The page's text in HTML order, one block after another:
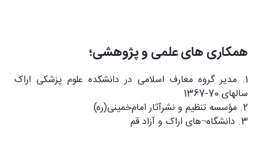
همکاری های علمی و پژوهشی؛
1. مدیر گروه معارف اسلامی در دانشکده علوم پزشکی اراک
سالهای 70-1367
2. مؤسسه تنظیم و نشرآثار امام‌خمینی(ره)
3. دانشگاه¬های اراک و آزاد قم